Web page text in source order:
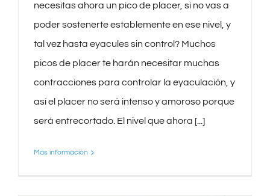
necesitas ahora un pico de placer, si no vas a
poder sostenerte establemente en ese nivel, y
tal vez hasta eyacules sin control? Muchos
picos de placer te harán necesitar muchas
contracciones para controlar la eyaculación, y
así el placer no será intenso y amoroso porque
será entrecortado. El nivel que ahora [...]
Más información